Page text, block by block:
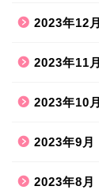
2023年12月
2023年11月
2023年10月
2023年9月
2023年8月